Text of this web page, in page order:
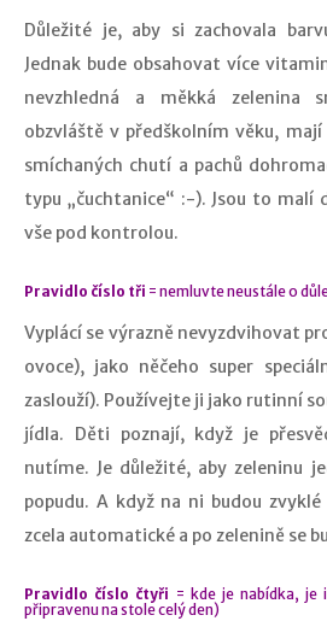
Důležité je, aby si zachovala
Jednak bude obsahovat více
nevzhledná a měkká zelenina
obzvláště v předškolním věku,
smíchaných chutí a pachů
typu „čuchtanice“ :-). Jsou to malí
vše pod kontrolou.
Pravidlo číslo tři = nemluvte neustále o
Vyplácí se výrazně nevyzdvihovat
ovoce), jako něčeho super
zaslouží). Používejte ji jako rutinní
jídla. Děti poznají, když je
nutíme. Je důležité, aby zeleninu
popudu. A když na ni budou
zcela automatické a po zelenině se
Pravidlo číslo čtyři = kde je nabídka, je
připravenu na stole celý den)